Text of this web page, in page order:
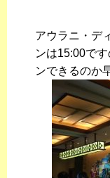
アウラニ・デ
ンは15:00で
ンできるのか